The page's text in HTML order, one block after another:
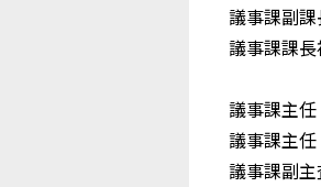
議事課
議事課課長
尾
議事課
議事課
議事課